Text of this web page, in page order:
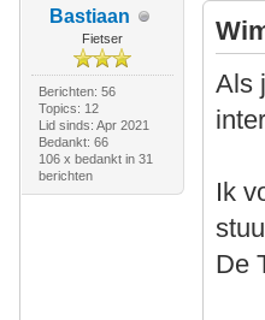
Bastiaan
Fietser
Berichten: 56
Topics: 12
Lid sinds: Apr 2021
Bedankt: 66
106 x bedankt in 31
berichten
Als
Ik
De